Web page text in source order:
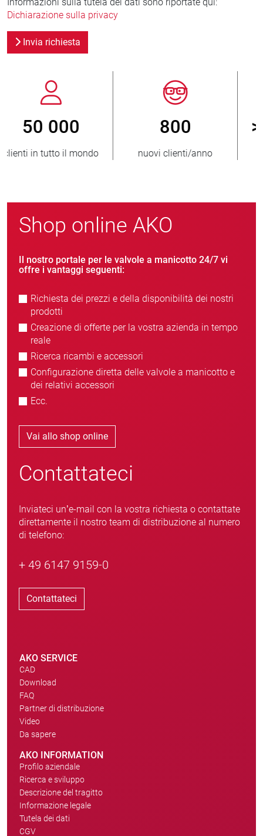
Dichiarazione sulla privacy
Invia richiesta
800
nuovi clienti/anno
> 3 500 000
unità vendute
Shop online AKO
Il nostro portale per le valvole a manicotto 24/7 vi
offre i vantaggi seguenti:
Richiesta dei prezzi e della disponibilità dei nostri
prodotti
Creazione di offerte per la vostra azienda in tempo
reale
Ricerca ricambi e accessori
Configurazione diretta delle valvole a manicotto e
dei relativi accessori
Ecc.
Vai allo shop online
Contattateci
Inviateci un’e-mail con la vostra richiesta o contattate
direttamente il nostro team di distribuzione al numero
di telefono:
+ 49 6147 9159-0
Contattateci
AKO SERVICE
CAD
Download
FAQ
Partner di distribuzione
Video
Da sapere
AKO INFORMATION
Profilo aziendale
Ricerca e sviluppo
Descrizione del tragitto
Informazione legale
Tutela dei dati
CGV